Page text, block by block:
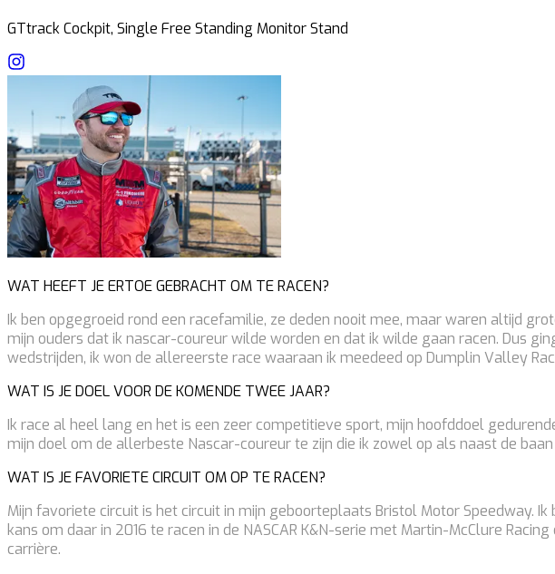
GTtrack Cockpit, Single Free Standing Monitor Stand
WAT HEEFT JE ERTOE GEBRACHT OM TE RACEN?
Ik ben opgegroeid rond een racefamilie, ze deden nooit mee, maar waren altijd
mijn ouders dat ik nascar-coureur wilde worden en dat ik wilde gaan racen. Dus
wedstrijden, ik won de allereerste race waaraan ik meedeed op Dumplin Valley
WAT IS JE DOEL VOOR DE KOMENDE TWEE JAAR?
Ik race al heel lang en het is een zeer competitieve sport, mijn hoofddoel
mijn doel om de allerbeste Nascar-coureur te zijn die ik zowel op als naast de
WAT IS JE FAVORIETE CIRCUIT OM OP TE RACEN?
Mijn favoriete circuit is het circuit in mijn geboorteplaats Bristol Motor Speedway.
kans om daar in 2016 te racen in de NASCAR K&N-serie met Martin-McClure
carrière.